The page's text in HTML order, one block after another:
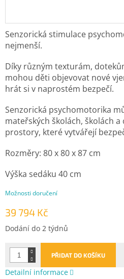
39 794 Kč
Měrná
Dodání do 2 týdnů
Možnosti doručení
PŘIDAT DO KOŠÍKU
Senzorická stimulace
nejmenší.
Díky různým texturám,
mohou děti objevovat nové
hrát si v naprostém bezpečí.
Senzorická psychomotorika
mateřských školách, školách
prostory, které vytvářejí
Rozměry: 80 x 80 x 87 cm
Výška sedáku 40 cm
Detailní informace